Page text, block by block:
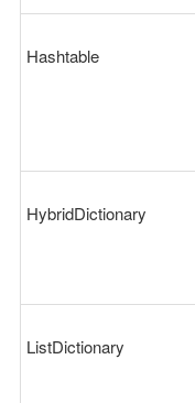
Hashtable
HybridDictionary
ListDictionary